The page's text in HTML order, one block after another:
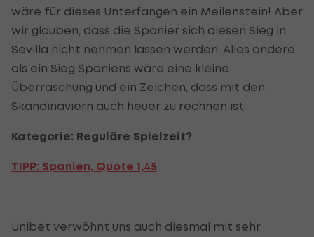
wäre für dieses Unterfangen ein Meilenstein! Aber
wir glauben, dass die Spanier sich diesen Sieg in
Sevilla nicht nehmen lassen werden. Alles andere
als ein Sieg Spaniens wäre eine kleine
Überraschung und ein Zeichen, dass mit den
Skandinaviern auch heuer zu rechnen ist.
Kategorie: Reguläre Spielzeit?
TIPP: Spanien, Quote 1,45
Unibet verwöhnt uns auch diesmal mit sehr